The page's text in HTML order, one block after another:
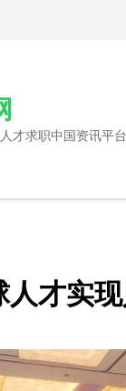
才求职中国资讯平台
才实